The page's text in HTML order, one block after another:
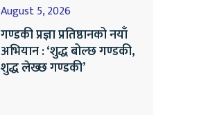
August 5, 2026
गण्डकी प्रज्ञा प्रतिष्ठानको नयाँ
अभियान : ‘शुद्ध बोल्छ गण्डकी,
शुद्ध लेख्छ गण्डकी’